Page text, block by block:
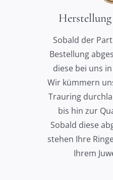
Sobald der
Bestellung
diese bei uns
Wir kümmern
Trauring
bis hin zur
Sobald diese
stehen Ihre
Ihrem